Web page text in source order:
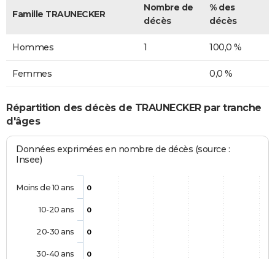
Famille TRAUNECKER
Nombre de
décès
% des
décès
Hommes 1 100,0 %
Femmes 0,0 %
Répartition des décès de TRAUNECKER par tranche
d'âges
Données exprimées en nombre de décès (source :
Insee)
0
0
0
0
Moins de 10 ans
10-20 ans
20-30 ans
30-40 ans